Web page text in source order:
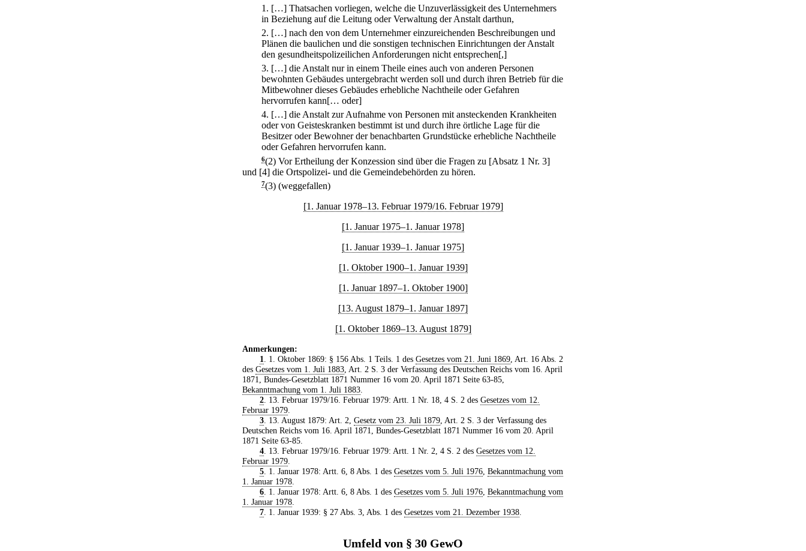
1. […] Thatsachen vorliegen, welche die Unzuverlässigkeit des Unternehmers
in Beziehung auf die Leitung oder Verwaltung der Anstalt darthun,
2. […] nach den von dem Unternehmer einzureichenden Beschreibungen und
Plänen die baulichen und die sonstigen technischen Einrichtungen der Anstalt
den gesundheitspolizeilichen Anforderungen nicht entsprechen[,]
3. […] die Anstalt nur in einem Theile eines auch von anderen Personen
bewohnten Gebäudes untergebracht werden soll und durch ihren Betrieb für die
Mitbewohner dieses Gebäudes erhebliche Nachtheile oder Gefahren
hervorrufen kann[… oder]
4. […] die Anstalt zur Aufnahme von Personen mit ansteckenden Krankheiten
oder von Geisteskranken bestimmt ist und durch ihre örtliche Lage für die
Besitzer oder Bewohner der benachbarten Grundstücke erhebliche Nachtheile
oder Gefahren hervorrufen kann.
6(2) Vor Ertheilung der Konzession sind über die Fragen zu [Absatz 1 Nr. 3]
und [4] die Ortspolizei- und die Gemeindebehörden zu hören.
7(3) (weggefallen)
[1. Januar 1978–13. Februar 1979/16. Februar 1979]
[1. Januar 1975–1. Januar 1978]
[1. Januar 1939–1. Januar 1975]
[1. Oktober 1900–1. Januar 1939]
[1. Januar 1897–1. Oktober 1900]
[13. August 1879–1. Januar 1897]
[1. Oktober 1869–13. August 1879]
Anmerkungen:
1
. 1. Oktober 1869: § 156 Abs. 1 Teils. 1 des Gesetzes vom 21. Juni 1869, Art. 16 Abs. 2
des Gesetzes vom 1. Juli 1883 , Art. 2 S. 3 der Verfassung des Deutschen Reichs vom 16. April
1871, Bundes-Gesetzblatt 1871 Nummer 16 vom 20. April 1871 Seite 63-85,
Bekanntmachung vom 1. Juli 1883
2. 13. Februar 1979/16. Februar 1979: Artt. 1 Nr. 18, 4 S. 2 des Gesetzes vom 12.
Februar 1979
3. 13. August 1879: Art. 2, Gesetz vom 23. Juli 1879, Art. 2 S. 3 der Verfassung des
Deutschen Reichs vom 16. April 1871, Bundes-Gesetzblatt 1871 Nummer 16 vom 20. April
1871 Seite 63-85.
4. 13. Februar 1979/16. Februar 1979: Artt. 1 Nr. 2, 4 S. 2 des Gesetzes vom 12.
Februar 1979
5. 1. Januar 1978: Artt. 6, 8 Abs. 1 des Gesetzes vom 5. Juli 1976, Bekanntmachung vom
1. Januar 1978
6. 1. Januar 1978: Artt. 6, 8 Abs. 1 des Gesetzes vom 5. Juli 1976, Bekanntmachung vom
1. Januar 1978
7. 1. Januar 1939: § 27 Abs. 3, Abs. 1 des Gesetzes vom 21. Dezember 1938.
Umfeld von § 30 GewO